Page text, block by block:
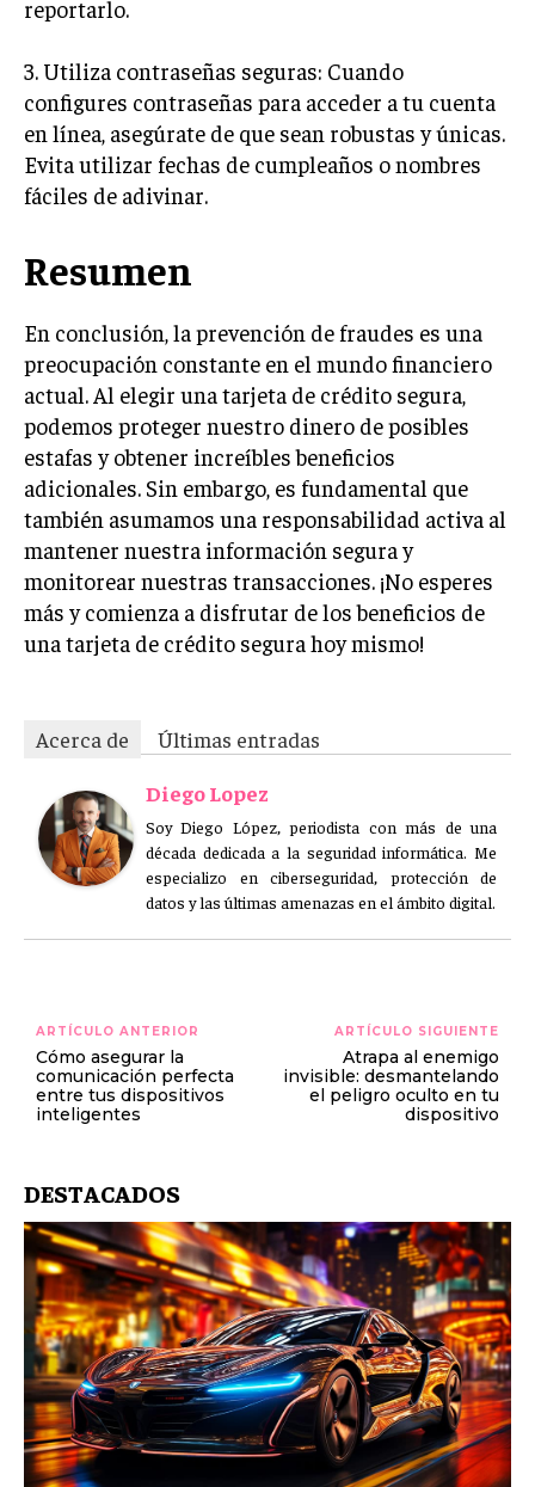
reportarlo.
3. Utiliza contraseñas seguras: Cuando
configures contraseñas para acceder a tu cuenta
en línea, asegúrate de que sean robustas y únicas.
Evita utilizar fechas de cumpleaños o nombres
fáciles de adivinar.
Resumen
En conclusión, la prevención de fraudes es una
preocupación constante en el mundo financiero
actual. Al elegir una tarjeta de crédito segura,
podemos proteger nuestro dinero de posibles
estafas y obtener increíbles beneficios
adicionales. Sin embargo, es fundamental que
también asumamos una responsabilidad activa al
mantener nuestra información segura y
monitorear nuestras transacciones. ¡No esperes
más y comienza a disfrutar de los beneficios de
una tarjeta de crédito segura hoy mismo!
Acerca de
Últimas entradas
Diego Lopez
Soy Diego López, periodista con más de una
década dedicada a la seguridad informática. Me
especializo en ciberseguridad, protección de
datos y las últimas amenazas en el ámbito digital.
ARTÍCULO ANTERIOR
Cómo asegurar la
comunicación perfecta
entre tus dispositivos
inteligentes
ARTÍCULO SIGUIENTE
Atrapa al enemigo
invisible: desmantelando
el peligro oculto en tu
dispositivo
DESTACADOS